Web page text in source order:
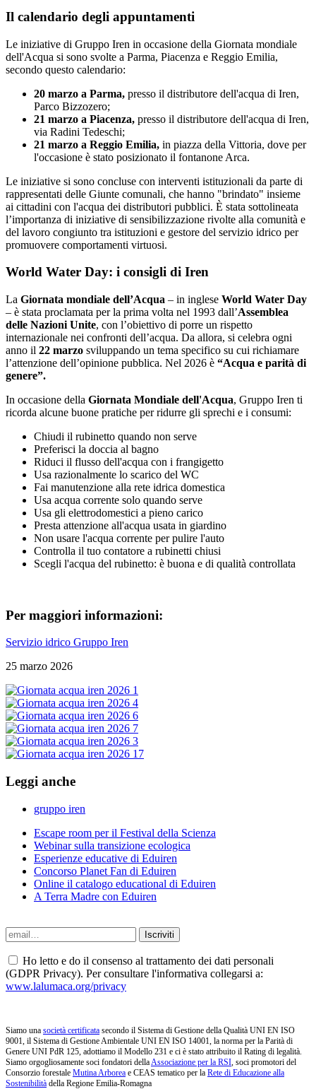
Il calendario degli appuntamenti
Le iniziative di Gruppo Iren in occasione della Giornata mondiale
dell'Acqua si sono svolte a Parma, Piacenza e Reggio Emilia,
secondo questo calendario:
20 marzo a Parma, presso il distributore dell'acqua di Iren,
Parco Bizzozero;
21 marzo a Piacenza, presso il distributore dell'acqua di Iren,
via Radini Tedeschi;
21 marzo a Reggio Emilia, in piazza della Vittoria, dove per
l'occasione è stato posizionato il fontanone Arca.
Le iniziative si sono concluse con interventi istituzionali da parte di
rappresentati delle Giunte comunali, che hanno "brindato" insieme
ai cittadini con l'acqua dei distributori pubblici. È stata sottolineata
l’importanza di iniziative di sensibilizzazione rivolte alla comunità e
del lavoro congiunto tra istituzioni e gestore del servizio idrico per
promuovere comportamenti virtuosi.
World Water Day: i consigli di Iren
La Giornata mondiale dell’Acqua – in inglese World Water Day
– è stata proclamata per la prima volta nel 1993 dall’Assemblea
delle Nazioni Unite, con l’obiettivo di porre un rispetto
internazionale nei confronti dell’acqua. Da allora, si celebra ogni
anno il 22 marzo sviluppando un tema specifico su cui richiamare
l’attenzione dell’opinione pubblica. Nel 2026 è “Acqua e parità di
genere”.
In occasione della Giornata Mondiale dell'Acqua, Gruppo Iren ti
ricorda alcune buone pratiche per ridurre gli sprechi e i consumi:
Chiudi il rubinetto quando non serve
Preferisci la doccia al bagno
Riduci il flusso dell'acqua con i frangigetto
Usa razionalmente lo scarico del WC
Fai manutenzione alla rete idrica domestica
Usa acqua corrente solo quando serve
Usa gli elettrodomestici a pieno carico
Presta attenzione all'acqua usata in giardino
Non usare l'acqua corrente per pulire l'auto
Controlla il tuo contatore a rubinetti chiusi
Scegli l'acqua del rubinetto: è buona e di qualità controllata
Per maggiori informazioni:
Servizio idrico Gruppo Iren
25 marzo 2026
Leggi anche
gruppo iren
Escape room per il Festival della Scienza
Webinar sulla transizione ecologica
Esperienze educative di Eduiren
Concorso Planet Fan di Eduiren
Online il catalogo educational di Eduiren
A Terra Madre con Eduiren
Ho letto e do il consenso al trattamento dei dati personali
(GDPR Privacy). Per consultare l'informativa collegarsi a:
www.lalumaca.org/privacy
Siamo una società certificata secondo il Sistema di Gestione della Qualità UNI EN ISO
9001, il Sistema di Gestione Ambientale UNI EN ISO 14001, la norma per la Parità di
Genere UNI PdR 125, adottiamo il Modello 231 e ci è stato attribuito il Rating di legalità.
Siamo orgogliosamente soci fondatori dellaAssociazione per la RSI, soci promotori del
Consorzio forestale Mutina Arborea e CEAS tematico per la Rete di Educazione alla
Sostenibilità della Regione Emilia-Romagna